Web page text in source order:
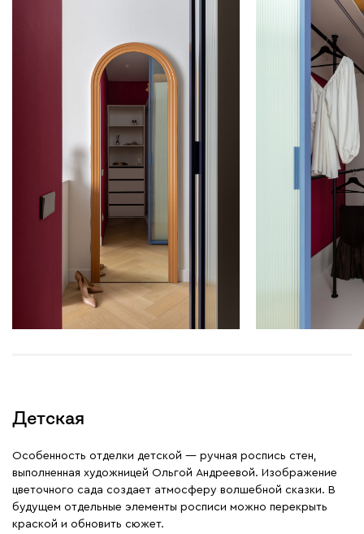
Детская
Особенность отделки детской — ручная роспись стен,
выполненная художницей Ольгой Андреевой. Изображение
цветочного сада создает атмосферу волшебной сказки. В
будущем отдельные элементы росписи можно перекрыть
краской и обновить сюжет.